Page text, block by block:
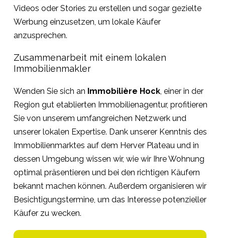
Videos oder Stories zu erstellen und sogar gezielte
Werbung einzusetzen, um lokale Käufer
anzusprechen.
Zusammenarbeit mit einem lokalen
Immobilienmakler
Wenden Sie sich an Immobilière Hock, einer in der
Region gut etablierten Immobilienagentur, profitieren
Sie von unserem umfangreichen Netzwerk und
unserer lokalen Expertise. Dank unserer Kenntnis des
Immobilienmarktes auf dem Herver Plateau und in
dessen Umgebung wissen wir, wie wir Ihre Wohnung
optimal präsentieren und bei den richtigen Käufern
bekannt machen können. Außerdem organisieren wir
Besichtigungstermine, um das Interesse potenzieller
Käufer zu wecken.